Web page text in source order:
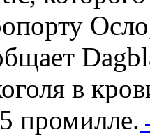
в
промилле.